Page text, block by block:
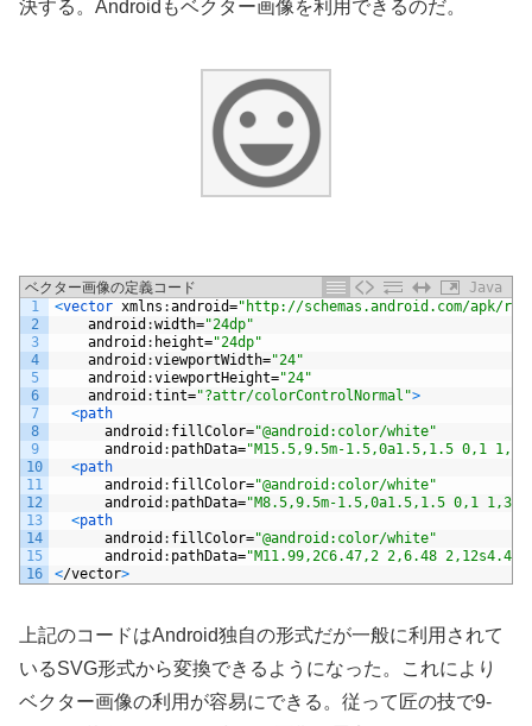
決する。Androidもベクター画像を利用できるのだ。
ベクター画像の定義コード
Java
1
2
3
4
5
6
7
8
9
10
11
12
13
14
15
16
<vector xmlns :android="http://schemas.android.com/apk/
android :width="24dp"
android : height="24dp"
android :viewportWidth="24"
android :viewportHeight="24"
android :tint="?attr/colorControlNormal">
<path
android : fillColor="@android:color/white"
android : pathData="M15.5,9.5m-1.5,0a1.5,1.5 0,1
<path
android : fillColor="@android:color/white"
android : pathData="M8.5,9.5m-1.5,0a1.5,1.5 0,1 1,3
<path
android : fillColor="@android:color/white"
android : pathData="M11.99,2C6.47,2 2,6.48
</vector>
上記のコードはAndroid独自の形式だが一般に利用されて
いるSVG形式から変換できるようになった。これにより
ベクター画像の利用が容易にできる。従って匠の技で9-